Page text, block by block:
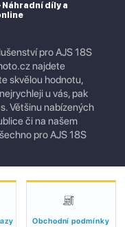
Náhradní díly a
pro AJS 18S
najdete
skvělou hodnotu,
u vás, pak
Většinu nabízených
či na našem
pro AJS 18S
Obchodní podmínky